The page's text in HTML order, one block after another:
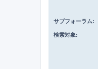
サブフォーラム:
検索対象: